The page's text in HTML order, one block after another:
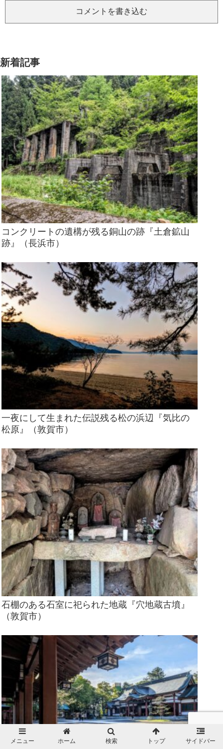
コメントを書き込む
新着記事
コンクリートの遺構が残る銅山の跡『土倉鉱山
跡』（長浜市）
一夜にして生まれた伝説残る松の浜辺『気比の
松原』（敦賀市）
石棚のある石室に祀られた地蔵『穴地蔵古墳』
（敦賀市）
メニュー ホーム 検索 トップ サイドバー